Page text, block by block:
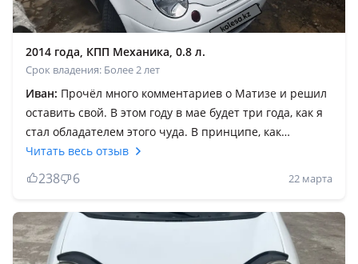
2014 года, КПП Механика, 0.8 л.
Срок владения: Более 2 лет
Иван: Прочёл много комментариев о Матизе и решил
оставить свой. В этом году в мае будет три года, как я
стал обладателем этого чуда. В принципе, как
начинается сезон, я езжу на мотоцикле, Матиза брал
для зимы, да и на пенсию вышел. Машина не новая и
естественно я от нее не ждал что она будет
безупречной, пришлось вложить в нее и не мало.
Поменял сцепление, ГРМ с помпой и роликом, рычаги,
рулевые наконечники, задние амортизаторы, фары
Читать весь отзыв
238 6 22 марта